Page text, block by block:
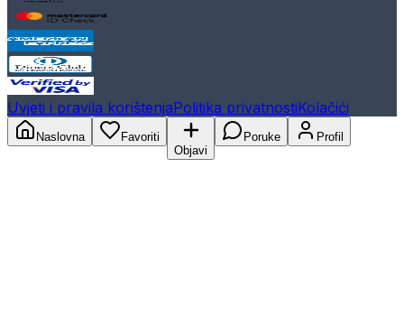
Uvjeti i pravila korištenjaPolitika privatnostiKolačići
Naslovna
Favoriti
Objavi
Poruke Profil